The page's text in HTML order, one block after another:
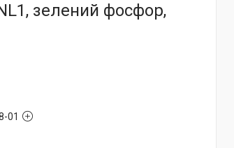
зелений фосфор,
01